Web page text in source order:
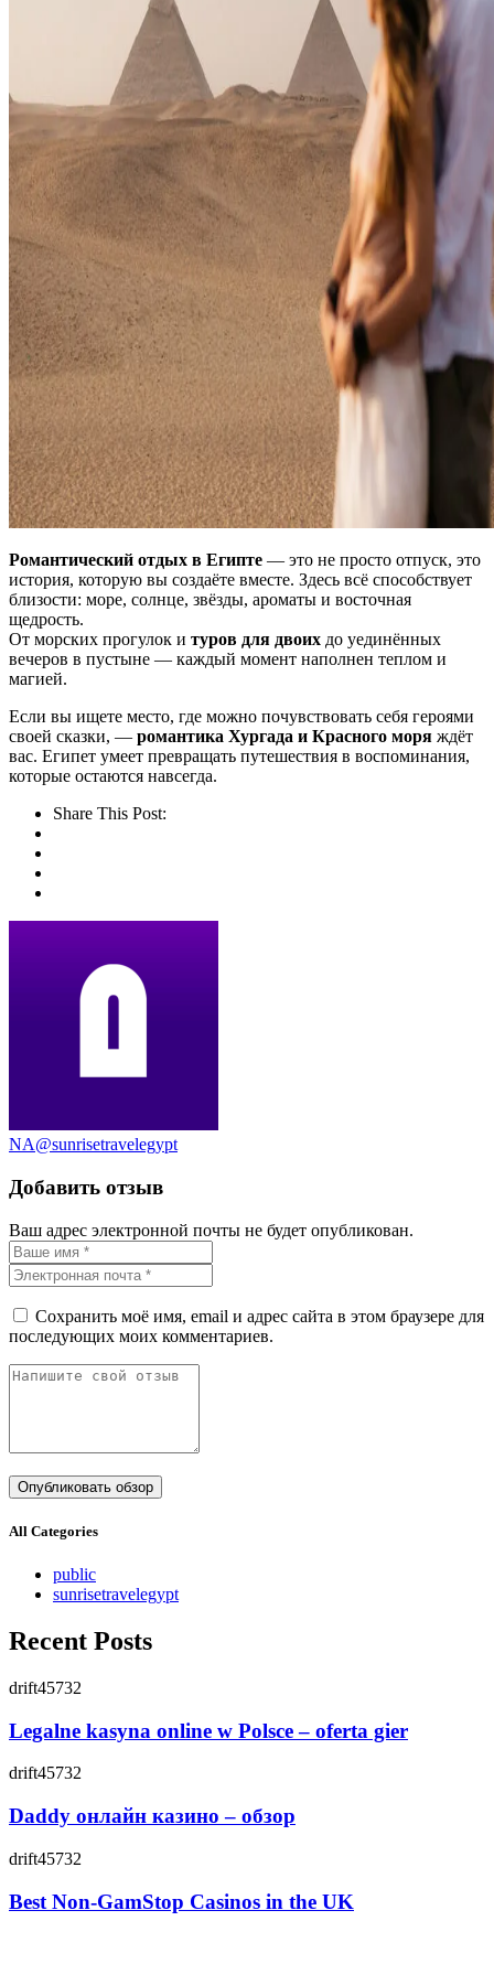
Романтический отдых в Египте — это не просто отпуск, это
история, которую вы создаёте вместе. Здесь всё способствует
близости: море, солнце, звёзды, ароматы и восточная
щедрость.
От морских прогулок и туров для двоих до уединённых
вечеров в пустыне — каждый момент наполнен теплом и
магией.
Если вы ищете место, где можно почувствовать себя героями
своей сказки, — романтика Хургада и Красного моря ждёт
вас. Египет умеет превращать путешествия в воспоминания,
которые остаются навсегда.
Share This Post:
NA@sunrisetravelegypt
Добавить отзыв
Ваш адрес электронной почты не будет опубликован.
Сохранить моё имя, email и адрес сайта в этом браузере для
последующих моих комментариев.
All Categories
public
sunrisetravelegypt
Recent Posts
drift45732
Legalne kasyna online w Polsce – oferta gier
drift45732
Daddy онлайн казино – обзор
drift45732
Best Non-GamStop Casinos in the UK